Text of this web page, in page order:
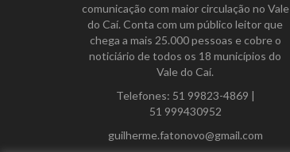
comunicação com maior circulação no Vale
do Caí. Conta com um público leitor que
chega a mais 25.000 pessoas e cobre o
noticiário de todos os 18 municípios do
Vale do Caí.
Telefones: 51 99823-4869 |
51 999430952
guilherme.fatonovo@gmail.com